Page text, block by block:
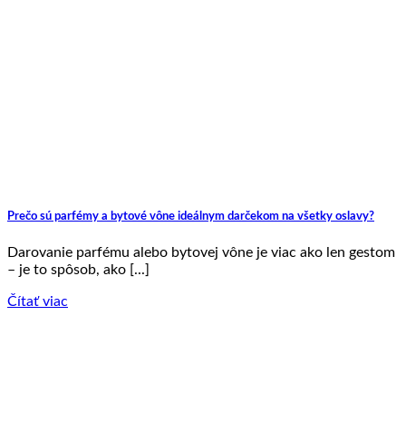
Prečo sú parfémy a bytové vône ideálnym darčekom na všetky oslavy?
Darovanie parfému alebo bytovej vône je viac ako len gestom
– je to spôsob, ako [...]
Čítať viac